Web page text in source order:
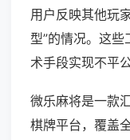
用户反映其他玩
型”的情况。这
术手段实现不平
微乐麻将是一款
棋牌平台，覆盖